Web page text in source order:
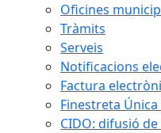
Oficines
Tràmits
Serveis
Notificacions
Factura
Finestreta
CIDO: difusió